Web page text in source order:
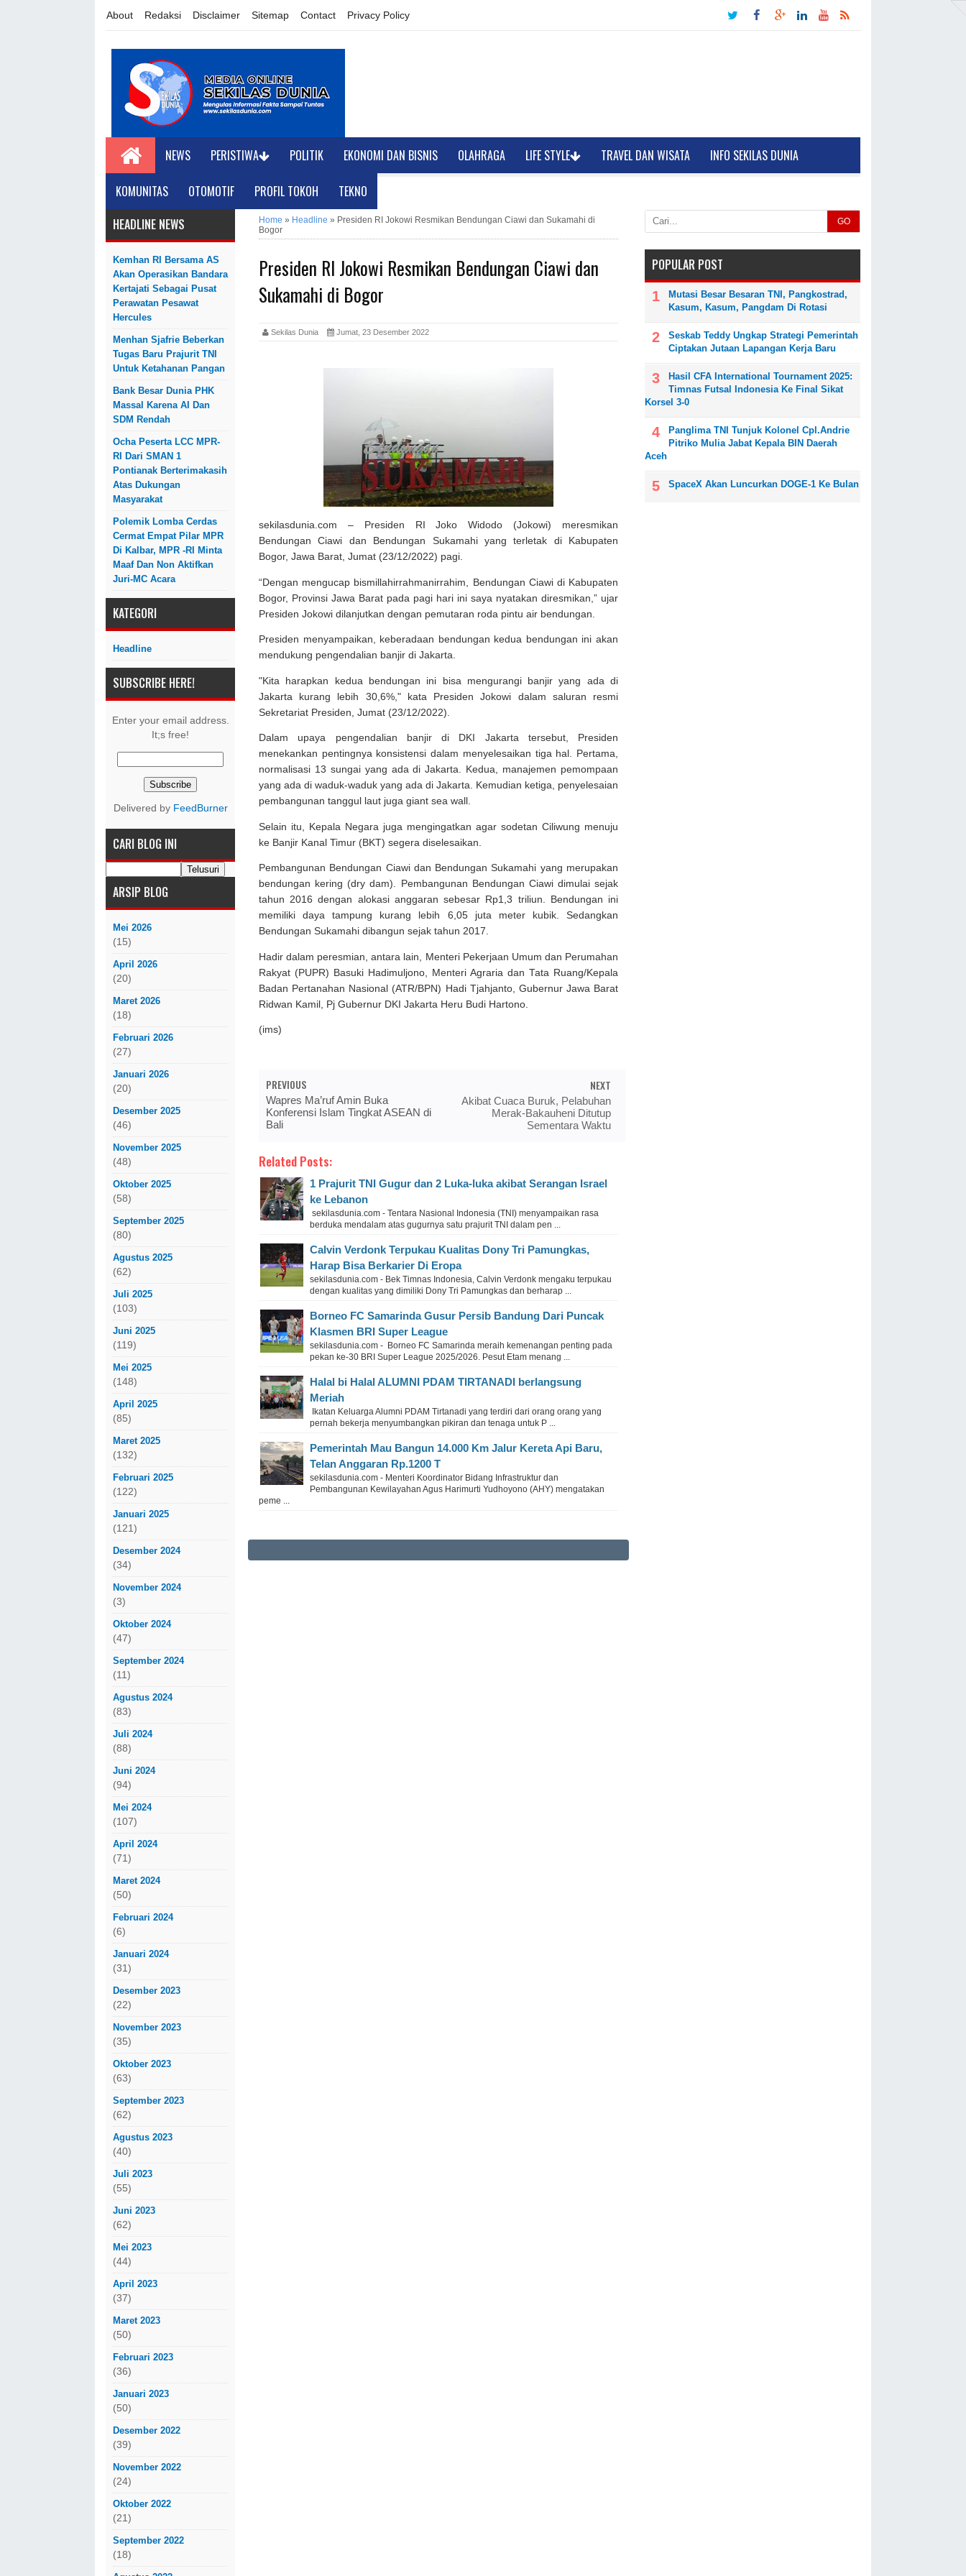
About Redaksi Disclaimer Sitemap Contact Privacy Policy
NEWS PERISTIWA POLITIK EKONOMI DAN BISNIS OLAHRAGA LIFE STYLE TRAVEL DAN WISATA INFO SEKILAS DUNIA
KOMUNITAS OTOMOTIF PROFIL TOKOH
TEKNO
HEADLINE NEWS
Kemhan RI Bersama AS
Akan Operasikan Bandara
Kertajati Sebagai Pusat
Perawatan Pesawat
Hercules
Menhan Sjafrie Beberkan
Tugas Baru Prajurit TNI
Untuk Ketahanan Pangan
Bank Besar Dunia PHK
Massal Karena AI Dan
SDM Rendah
Ocha Peserta LCC MPR-
RI Dari SMAN 1
Pontianak Berterimakasih
Atas Dukungan
Masyarakat
Polemik Lomba Cerdas
Cermat Empat Pilar MPR
Di Kalbar, MPR -RI Minta
Maaf Dan Non Aktifkan
Juri-MC Acara
KATEGORI
Headline
SUBSCRIBE HERE!
Enter your email address.
It;s free!
Delivered by FeedBurner
CARI BLOG INI
ARSIP BLOG
Mei 2026
(15)
April 2026
(20)
Maret 2026
(18)
Februari 2026
(27)
Januari 2026
(20)
Desember 2025
(46)
November 2025
(48)
Oktober 2025
(58)
September 2025
(80)
Agustus 2025
(62)
Juli 2025
(103)
Juni 2025
(119)
Mei 2025
(148)
April 2025
(85)
Maret 2025
(132)
Februari 2025
(122)
Januari 2025
(121)
Desember 2024
(34)
November 2024
(3)
Oktober 2024
(47)
September 2024
(11)
Agustus 2024
(83)
Juli 2024
(88)
Juni 2024
(94)
Mei 2024
(107)
April 2024
(71)
Maret 2024
(50)
Februari 2024
(6)
Januari 2024
(31)
Desember 2023
(22)
November 2023
(35)
Oktober 2023
(63)
September 2023
(62)
Agustus 2023
(40)
Juli 2023
(55)
Juni 2023
(62)
Mei 2023
(44)
April 2023
(37)
Maret 2023
(50)
Februari 2023
(36)
Januari 2023
(50)
Desember 2022
(39)
November 2022
(24)
Oktober 2022
(21)
September 2022
(18)
Home » Headline » Presiden RI Jokowi Resmikan Bendungan Ciawi dan Sukamahi di
Bogor
Presiden RI Jokowi Resmikan Bendungan Ciawi dan
Sukamahi di Bogor
Sekilas Dunia Jumat, 23 Desember 2022
sekilasdunia.com – Presiden RI Joko Widodo (Jokowi) meresmikan
Bendungan Ciawi dan Bendungan Sukamahi yang terletak di Kabupaten
Bogor, Jawa Barat, Jumat (23/12/2022) pagi.
“Dengan mengucap bismillahirrahmanirrahim, Bendungan Ciawi di Kabupaten
Bogor, Provinsi Jawa Barat pada pagi hari ini saya nyatakan diresmikan,” ujar
Presiden Jokowi dilanjutkan dengan pemutaran roda pintu air bendungan.
Presiden menyampaikan, keberadaan bendungan kedua bendungan ini akan
mendukung pengendalian banjir di Jakarta.
"Kita harapkan kedua bendungan ini bisa mengurangi banjir yang ada di
Jakarta kurang lebih 30,6%," kata Presiden Jokowi dalam saluran resmi
Sekretariat Presiden, Jumat (23/12/2022).
Dalam upaya pengendalian banjir di DKI Jakarta tersebut, Presiden
menekankan pentingnya konsistensi dalam menyelesaikan tiga hal. Pertama,
normalisasi 13 sungai yang ada di Jakarta. Kedua, manajemen pemompaan
yang ada di waduk-waduk yang ada di Jakarta. Kemudian ketiga, penyelesaian
pembangunan tanggul laut juga giant sea wall.
Selain itu, Kepala Negara juga mengingatkan agar sodetan Ciliwung menuju
ke Banjir Kanal Timur (BKT) segera diselesaikan.
Pembangunan Bendungan Ciawi dan Bendungan Sukamahi yang merupakan
bendungan kering (dry dam). Pembangunan Bendungan Ciawi dimulai sejak
tahun 2016 dengan alokasi anggaran sebesar Rp1,3 triliun. Bendungan ini
memiliki daya tampung kurang lebih 6,05 juta meter kubik. Sedangkan
Bendungan Sukamahi dibangun sejak tahun 2017.
Hadir dalam peresmian, antara lain, Menteri Pekerjaan Umum dan Perumahan
Rakyat (PUPR) Basuki Hadimuljono, Menteri Agraria dan Tata Ruang/Kepala
Badan Pertanahan Nasional (ATR/BPN) Hadi Tjahjanto, Gubernur Jawa Barat
Ridwan Kamil, Pj Gubernur DKI Jakarta Heru Budi Hartono.
(ims)
PREVIOUS
Wapres Ma’ruf Amin Buka
Konferensi Islam Tingkat ASEAN di
Bali
NEXT
Akibat Cuaca Buruk, Pelabuhan
Merak-Bakauheni Ditutup
Sementara Waktu
Related Posts:
1 Prajurit TNI Gugur dan 2 Luka-luka akibat Serangan Israel
ke Lebanon
sekilasdunia.com - Tentara Nasional Indonesia (TNI) menyampaikan rasa
berduka mendalam atas gugurnya satu prajurit TNI dalam pen ...
Calvin Verdonk Terpukau Kualitas Dony Tri Pamungkas,
Harap Bisa Berkarier Di Eropa
sekilasdunia.com - Bek Timnas Indonesia, Calvin Verdonk mengaku terpukau
dengan kualitas yang dimiliki Dony Tri Pamungkas dan berharap ...
Borneo FC Samarinda Gusur Persib Bandung Dari Puncak
Klasmen BRI Super League
sekilasdunia.com - Borneo FC Samarinda meraih kemenangan penting pada
pekan ke-30 BRI Super League 2025/2026. Pesut Etam menang ...
Halal bi Halal ALUMNI PDAM TIRTANADI berlangsung
Meriah
Ikatan Keluarga Alumni PDAM Tirtanadi yang terdiri dari orang orang yang
pernah bekerja menyumbangkan pikiran dan tenaga untuk P ...
Pemerintah Mau Bangun 14.000 Km Jalur Kereta Api Baru,
Telan Anggaran Rp.1200 T
sekilasdunia.com - Menteri Koordinator Bidang Infrastruktur dan
Pembangunan Kewilayahan Agus Harimurti Yudhoyono (AHY) mengatakan
peme ...
GO
POPULAR POST
Mutasi Besar Besaran TNI, Pangkostrad,
Kasum, Kasum, Pangdam Di Rotasi
Seskab Teddy Ungkap Strategi Pemerintah
Ciptakan Jutaan Lapangan Kerja Baru
Hasil CFA International Tournament 2025:
Timnas Futsal Indonesia Ke Final Sikat
Korsel 3-0
Panglima TNI Tunjuk Kolonel Cpl.Andrie
Pitriko Mulia Jabat Kepala BIN Daerah
Aceh
SpaceX Akan Luncurkan DOGE-1 Ke Bulan